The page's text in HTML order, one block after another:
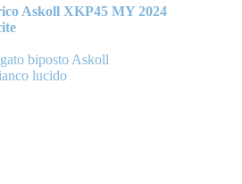
Askoll XKP45 MY 2024